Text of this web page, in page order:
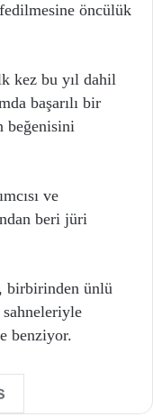
öncülük
kez bu yıl dahil
başarılı bir
beğenisini
ve
beri jüri
birbirinden ünlü
sahneleriyle
benziyor.